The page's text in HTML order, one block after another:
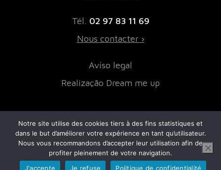
Tél. 02 97 83 11 69
Nous contacter ›
Aviso legal
Realização Dream me up
NOSSOS PARCEIROS FINANCEIROS
Notre site utilise des cookies tiers à des fins statistiques et
dans le but d’améliorer votre expérience en tant qu’utilisateur.
Nous vous recommandons d’accepter leur utilisation afin de
profiter pleinement de votre navigation.
J'accepte
Je refuse Politique de confidentialité